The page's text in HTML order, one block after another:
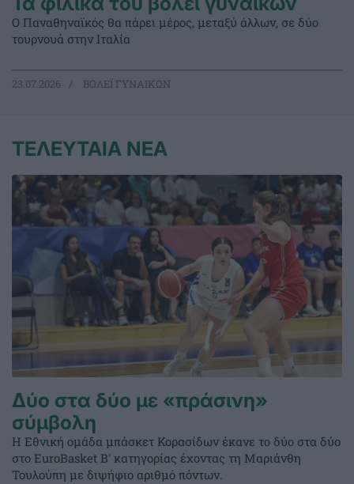
Ο Παναθηναϊκός θα πάρει μέρος, μεταξύ άλλων, σε δύο
τουρνουά στην Ιταλία
23.07.2026 ΒΟΛΕΪ ΓΥΝΑΙΚΩΝ
ΤΕΛΕΥΤΑΙΑ ΝΕΑ
Δύο στα δύο με «πράσινη»
σύμβολη
Η Εθνική ομάδα μπάσκετ Κορασίδων έκανε το δύο στα δύο
στο EuroBasket Β' κατηγορίας έχοντας τη Μαριάνθη
Τουλούπη με διψήφιο αριθμό πόντων.